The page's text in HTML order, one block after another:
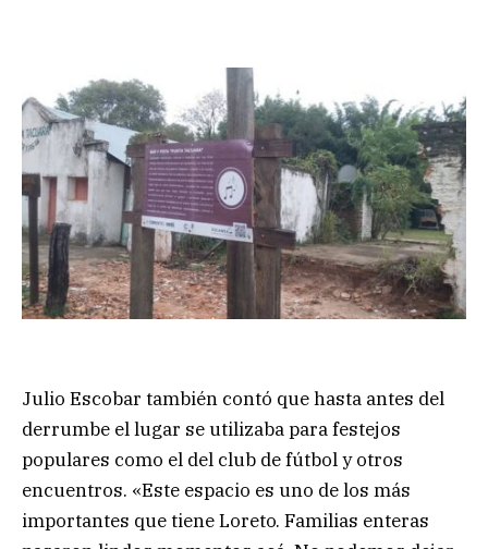
Julio Escobar también contó que hasta antes del
derrumbe el lugar se utilizaba para festejos
populares como el del club de fútbol y otros
encuentros. «Este espacio es uno de los más
importantes que tiene Loreto. Familias enteras